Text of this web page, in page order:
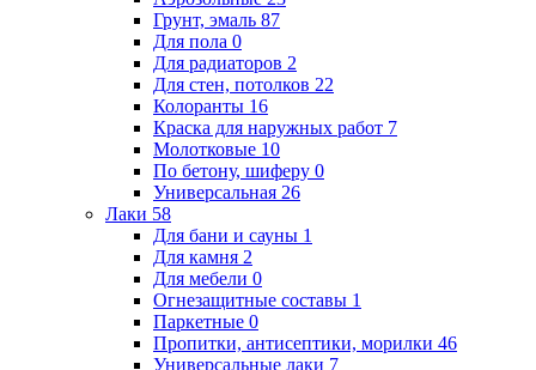
Грунт, эмаль 87
Для пола 0
Для радиаторов 2
Для стен, потолков 22
Колоранты 16
Краска для наружных работ 7
Молотковые 10
По бетону, шиферу 0
Универсальная 26
Лаки 58
Для бани и сауны 1
Для камня 2
Для мебели 0
Огнезащитные составы 1
Паркетные 0
Пропитки, антисептики, морилки 46
Универсальные лаки 7